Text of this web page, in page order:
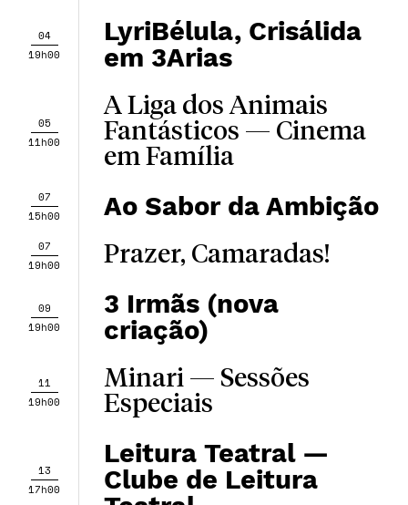
04
19h00
LyriBélula, Crisálida
em 3Arias
05
11h00
A Liga dos Animais
Fantásticos — Cinema
em Família
07
15h00
Ao Sabor da Ambição
07
19h00
Prazer, Camaradas!
09
19h00
3 Irmãs (nova
criação)
11
19h00
Minari — Sessões
Especiais
13
17h00
Leitura Teatral —
Clube de Leitura